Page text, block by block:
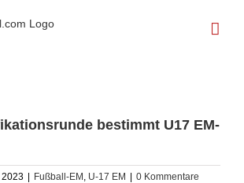
bestimmt U17 EM-
2023 Fußball-EM , U-17 EM 0 Kommentare